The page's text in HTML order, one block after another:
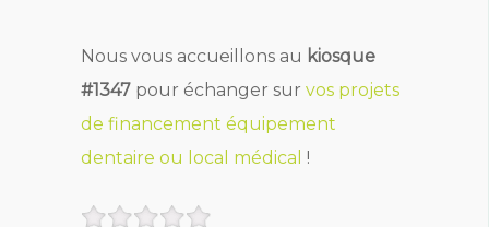
Nous vous accueillons au kiosque
#1347 pour échanger sur vos projets
de financement équipement
dentaire ou local médical !